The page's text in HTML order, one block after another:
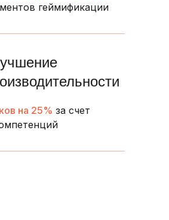
геймификации
на 25% за счет